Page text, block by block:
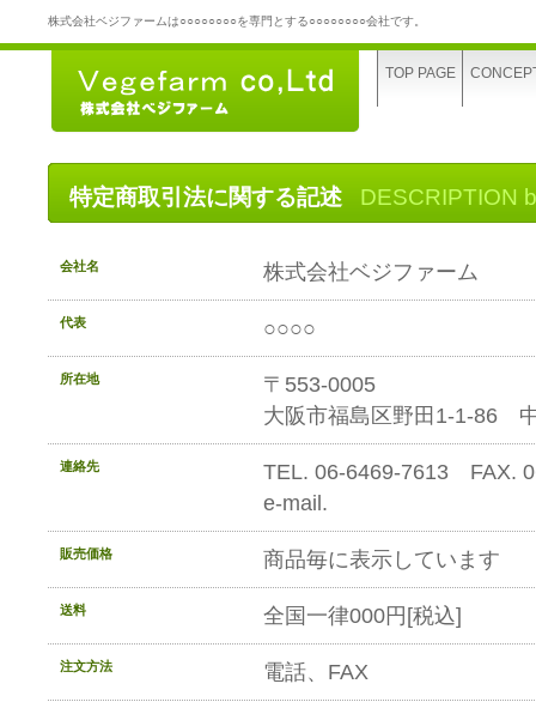
株式会社ベジファームは○○○○○○○○を専門とする○○○○○○○○会社です。
特定商取引法に関する記述 DESCRIPTION
会社名 株式会社ベジファーム
代表 ○○○○
所在地
〒553-0005
大阪市福島区野田1-1-86
連絡先
TEL. 06-6469-7613 FAX.
e-mail.
販売価格 商品毎に表示しています
送料 全国一律000円[税込]
注文方法 電話、FAX
TOP PAGE